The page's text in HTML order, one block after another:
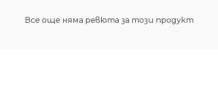
Все още няма ревюта за този продукт